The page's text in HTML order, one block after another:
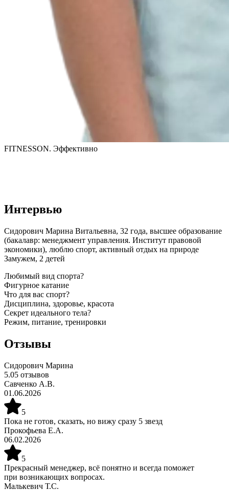
FITNESSON. Эффективно
Интервью
Сидорович Марина Витальевна, 32 года, высшее образование
(бакалавр: менеджмент управления. Институт правовой
экономики), люблю спорт, активный отдых на природе
Замужем, 2 детей
Любимый вид спорта?
Фигурное катание
Что для вас спорт?
Дисциплина, здоровье, красота
Секрет идеального тела?
Режим, питание, тренировки
Отзывы
Сидорович Марина
5.05 отзывов
Савченко А.В.
01.06.2026
5
Пока не готов, сказать, но вижу сразу 5 звезд
Прокофьева Е.А.
06.02.2026
5
Прекрасный менеджер, всё понятно и всегда поможет
при возникающих вопросах.
Малькевич Т.С.